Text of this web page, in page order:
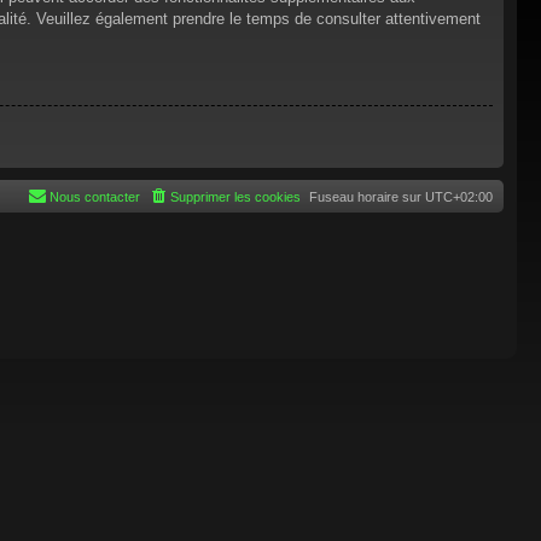
Veuillez également prendre le temps de consulter attentivement
Fuseau horaire sur UTC+02:00
Supprimer les cookies
Nous contacter